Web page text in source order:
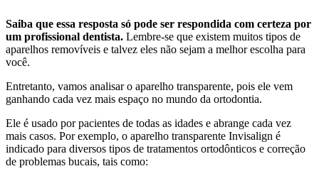
Saiba que essa resposta só pode ser respondida com certeza por
um profissional dentista. Lembre-se que existem muitos tipos de
aparelhos removíveis e talvez eles não sejam a melhor escolha para
você.
Entretanto, vamos analisar o aparelho transparente, pois ele vem
ganhando cada vez mais espaço no mundo da ortodontia.
Ele é usado por pacientes de todas as idades e abrange cada vez
mais casos. Por exemplo, o aparelho transparente Invisalign é
indicado para diversos tipos de tratamentos ortodônticos e correção
de problemas bucais, tais como: